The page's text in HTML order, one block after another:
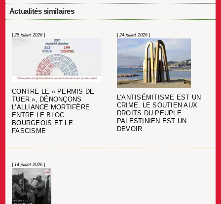
Actualités similaires
| 25 juillet 2026 |
CONTRE LE « PERMIS DE
TUER », DÉNONÇONS
L’ALLIANCE MORTIFÈRE
ENTRE LE BLOC
BOURGEOIS ET LE
FASCISME
| 24 juillet 2026 |
L’ANTISÉMITISME EST UN
CRIME. LE SOUTIEN AUX
DROITS DU PEUPLE
PALESTINIEN EST UN
DEVOIR
| 14 juillet 2026 |